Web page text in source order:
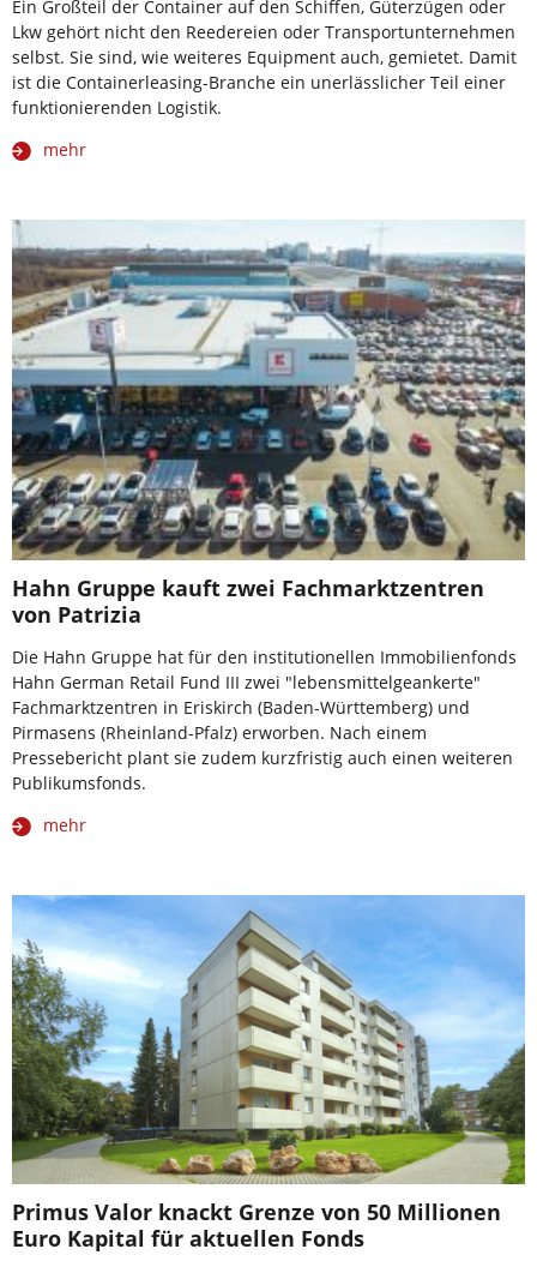
Ein Großteil der Container auf den Schiffen, Güterzügen oder
Lkw gehört nicht den Reedereien oder Transportunternehmen
selbst. Sie sind, wie weiteres Equipment auch, gemietet. Damit
ist die Containerleasing-Branche ein unerlässlicher Teil einer
funktionierenden Logistik.
mehr
Hahn Gruppe kauft zwei Fachmarktzentren
von Patrizia
Die Hahn Gruppe hat für den institutionellen Immobilienfonds
Hahn German Retail Fund III zwei "lebensmittelgeankerte"
Fachmarktzentren in Eriskirch (Baden-Württemberg) und
Pirmasens (Rheinland-Pfalz) erworben. Nach einem
Pressebericht plant sie zudem kurzfristig auch einen weiteren
Publikumsfonds.
mehr
Primus Valor knackt Grenze von 50 Millionen
Euro Kapital für aktuellen Fonds